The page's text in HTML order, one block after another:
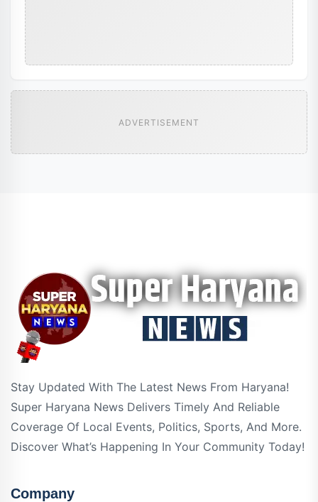
ADVERTISEMENT
Stay Updated With The Latest News From Haryana!
Super Haryana News Delivers Timely And Reliable
Coverage Of Local Events, Politics, Sports, And More.
Discover What’s Happening In Your Community Today!
Company